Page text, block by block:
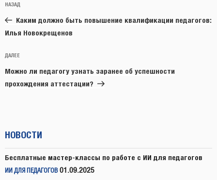
по
записям
Предыдущая
запись:
НАЗАД
Каким должно быть повышение квалификации педагогов:
Илья Новокрещенов
Следующая
запись
ДАЛЕЕ
Можно ли педагогу узнать заранее об успешности
прохождения аттестации?
НОВОСТИ
Бесплатные мастер-классы по работе с ИИ для педагогов
ИИ ДЛЯ ПЕДАГОГОВ 01.09.2025